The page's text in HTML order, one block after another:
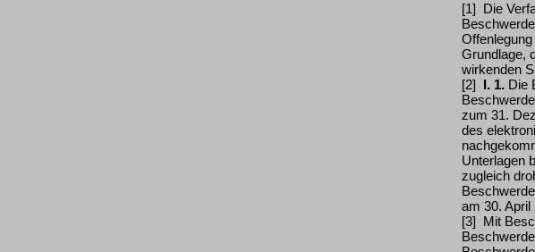
[1] Die
Grundlage,
wirkenden
[2] I. 1. Die
zum 31.
des
Unterlagen
zugleich
am 30. April
[3] Mit